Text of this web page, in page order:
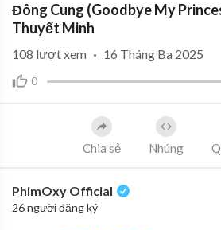
Đông Cung (Goodbye My
Thuyết Minh
0
108 lượt xem · 16 Tháng Ba 2025
Chia sẻ Nhúng
PhimOxy Official
26 người đăng ký